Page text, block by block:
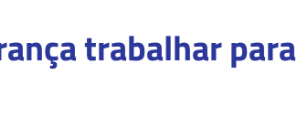
trabalhar para